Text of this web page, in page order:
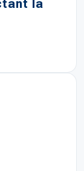
la